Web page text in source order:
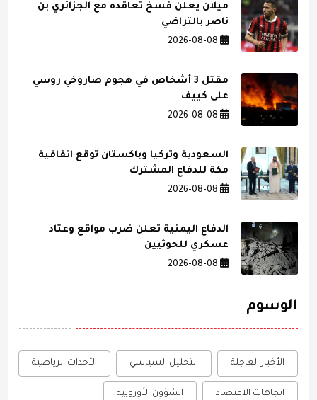
ميلان يعلن فسخ تعاقده مع الجزائري بن
ناصر بالتراضي
مقتل 3 أشخاص في هجوم صاروخي روسي
على كييف
السعودية وتركيا وباكستان توقع اتفاقية
مكة للدفاع المشترك
الدفاع اليمنية تعلن ضرب مواقع وعتاد
عسكري للحوثيين
الوسوم
الأخبار العاجلة التحليل السياسي الأحداث الرياضية
اتجاهات الاقتصاد الشؤون الأوروبية